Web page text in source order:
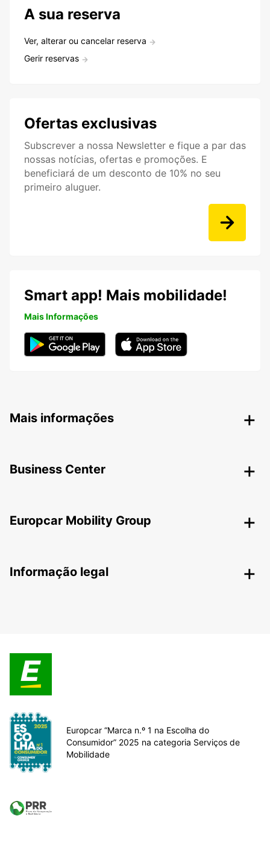
A sua reserva
Ver, alterar ou cancelar reserva
Gerir reservas
Ofertas exclusivas
Subscrever a nossa Newsletter e fique a par das
nossas notícias, ofertas e promoções. E
beneficiará de um desconto de 10% no seu
primeiro aluguer.
Smart app! Mais mobilidade!
Mais Informações
Mais informações
Business Center
Europcar Mobility Group
Informação legal
Europcar “Marca n.º 1 na Escolha do
Consumidor” 2025 na categoria Serviços de
Mobilidade